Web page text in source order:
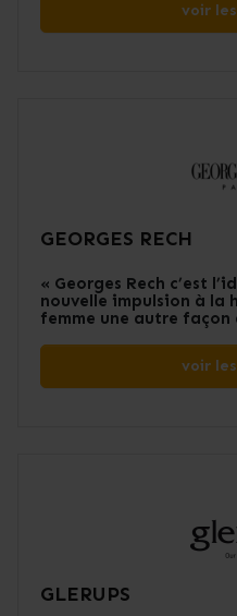
voir
GEORGES RECH
« Georges Rech c’est
nouvelle impulsion à
femme une autre façon
voir
GLERUPS